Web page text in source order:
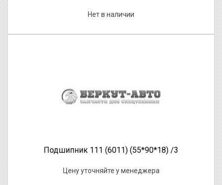
Нет в наличии
Подшипник 111 (6011) (55*90*18) /3
Цену уточняйте у менеджера